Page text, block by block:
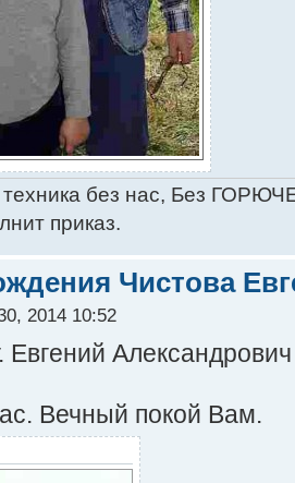
без нас, Без
приказ.
Чистова
2014 10:52
Евгений
Вечный покой Вам.